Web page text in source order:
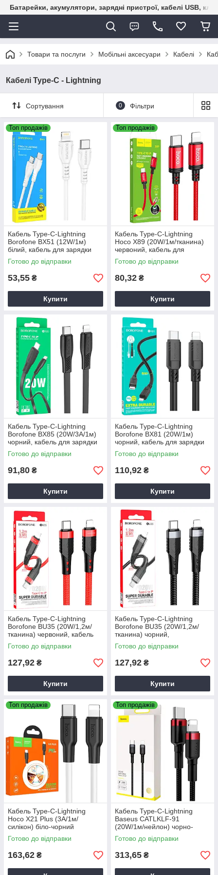
Батарейки, акумулятори, зарядні пристрої, кабелі USB,
Товари та послуги Мобільні аксесуари Кабелі
Кабелі Type-C - Lightning
Сортування 0 Фільтри
Топ продажів
Кабель Type-C-Lightning
Borofone BX51 (12W/1м)
білий, кабель для зарядки
iPhone Type-C
Готово до відправки
53,55 ₴
Купити
Топ продажів
Кабель Type-C-Lightning
Hoco X89 (20W/1м/тканина)
червоний, кабель для
зарядки iPhone Type-C
Готово до відправки
80,32 ₴
Купити
Кабель Type-C-Lightning
Borofone BX85 (20W/3А/1м)
чорний, кабель для зарядки
телефону Type-C
Готово до відправки
91,80 ₴
Купити
Кабель Type-C-Lightning
Borofone BX81 (20W/1м)
чорний, кабель для зарядки
iPhone Type-C
Готово до відправки
110,92 ₴
Купити
Кабель Type-C-Lightning
Borofone BU35 (20W/1,2м/
тканина) червоний, кабель
для передачі даних, кабель
для смартфон
Готово до відправки
127,92 ₴
Купити
Кабель Type-C-Lightning
Borofone BU35 (20W/1,2м/
тканина) чорний,
універсальний кабель Type-C
Готово до відправки
127,92 ₴
Купити
Топ продажів
Кабель Type-C-Lightning
Hoco X21 Plus (3А/1м/
силікон) біло-чорний
Готово до відправки
163,62 ₴
Топ продажів
Кабель Type-C-Lightning
Baseus CATLKLF-91
(20W/1м/нейлон) чорно-
червоний, кабель для
зарядки iPhone Type-C
Готово до відправки
313,65 ₴